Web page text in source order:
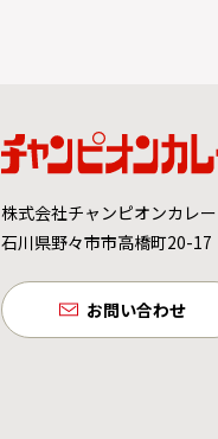
株式会社チャンピオンカレー
石川県野々市市高橋町20-17
お問い合わせ